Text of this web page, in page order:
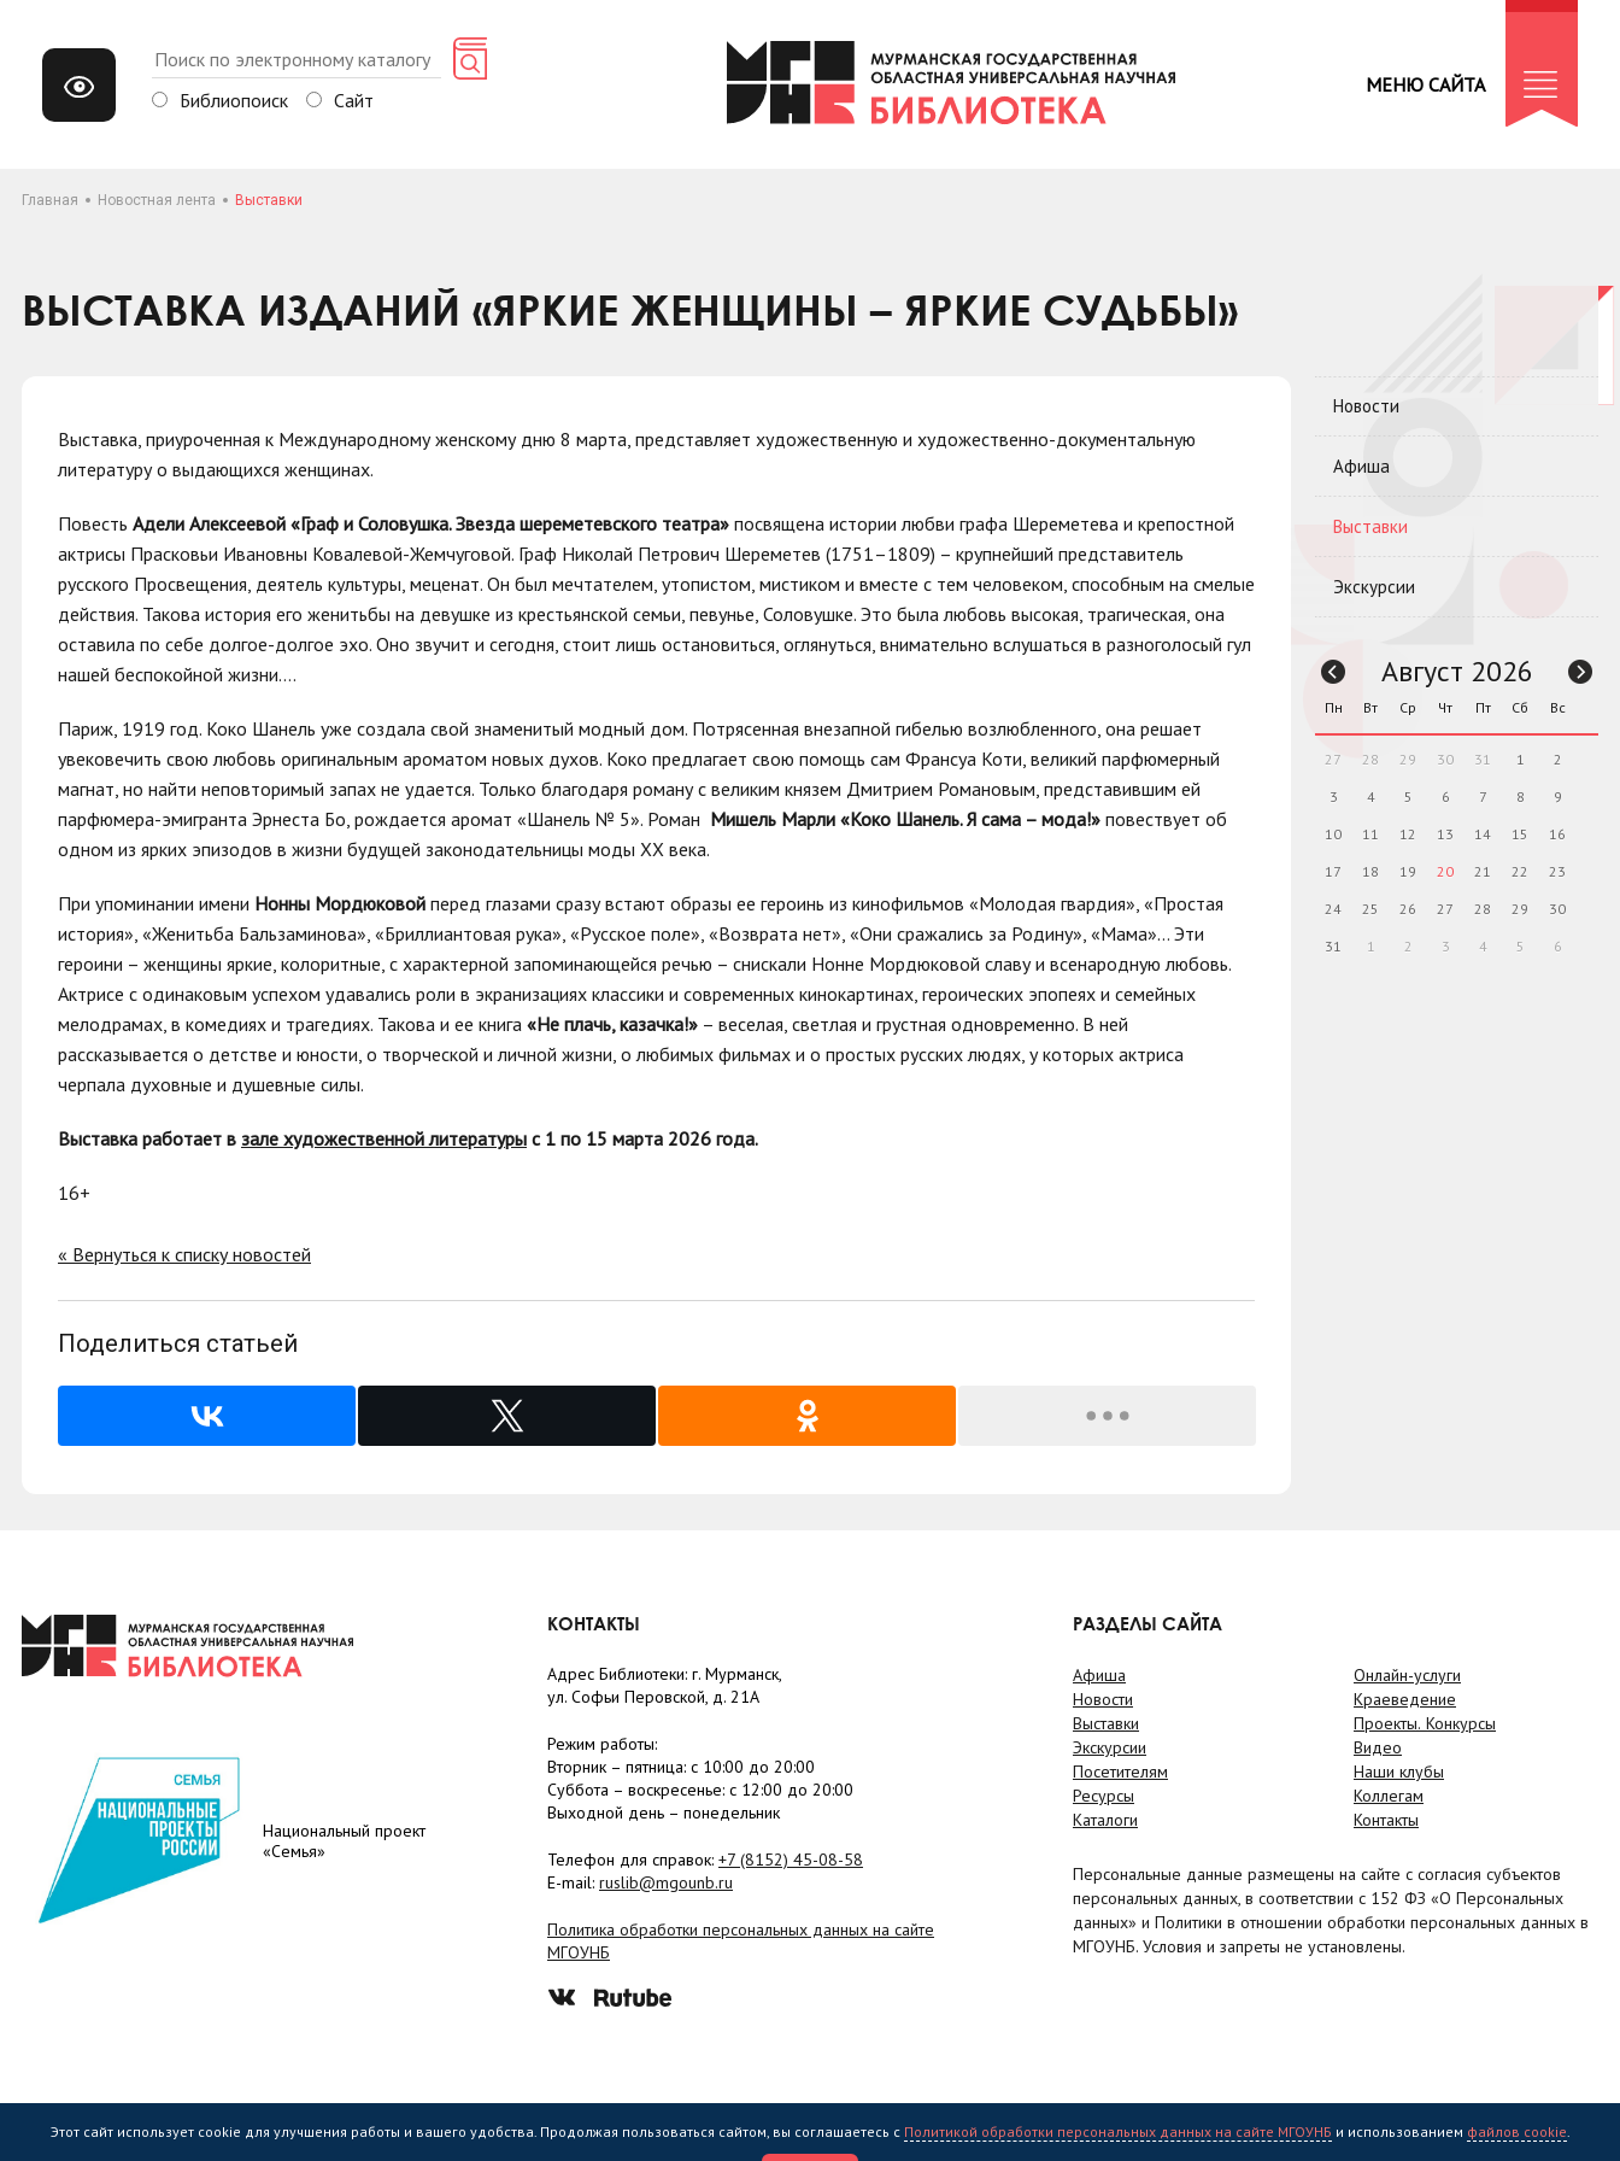
Библиопоиск Сайт
МЕНЮ САЙТА
Главная Новостная лента Выставки
ВЫСТАВКА ИЗДАНИЙ «ЯРКИЕ ЖЕНЩИНЫ – ЯРКИЕ СУДЬБЫ»
Выставка, приуроченная к Международному женскому дню 8 марта, представляет художественную и художественно-документальную
литературу о выдающихся женщинах.
Повесть Адели Алексеевой «Граф и Соловушка. Звезда шереметевского театра» посвящена истории любви графа Шереметева и крепостной
актрисы Прасковьи Ивановны Ковалевой-Жемчуговой. Граф Николай Петрович Шереметев (1751–1809) – крупнейший представитель
русского Просвещения, деятель культуры, меценат. Он был мечтателем, утопистом, мистиком и вместе с тем человеком, способным на смелые
действия. Такова история его женитьбы на девушке из крестьянской семьи, певунье, Соловушке. Это была любовь высокая, трагическая, она
оставила по себе долгое-долгое эхо. Оно звучит и сегодня, стоит лишь остановиться, оглянуться, внимательно вслушаться в разноголосый гул
нашей беспокойной жизни….
Париж, 1919 год. Коко Шанель уже создала свой знаменитый модный дом. Потрясенная внезапной гибелью возлюбленного, она решает
увековечить свою любовь оригинальным ароматом новых духов. Коко предлагает свою помощь сам Франсуа Коти, великий парфюмерный
магнат, но найти неповторимый запах не удается. Только благодаря роману с великим князем Дмитрием Романовым, представившим ей
парфюмера-эмигранта Эрнеста Бо, рождается аромат «Шанель № 5». Роман Мишель Марли «Коко Шанель. Я сама – мода!» повествует об
одном из ярких эпизодов в жизни будущей законодательницы моды XX века.
При упоминании имени Нонны Мордюковой перед глазами сразу встают образы ее героинь из кинофильмов «Молодая гвардия», «Простая
история», «Женитьба Бальзаминова», «Бриллиантовая рука», «Русское поле», «Возврата нет», «Они сражались за Родину», «Мама»… Эти
героини – женщины яркие, колоритные, с характерной запоминающейся речью – снискали Нонне Мордюковой славу и всенародную любовь.
Актрисе с одинаковым успехом удавались роли в экранизациях классики и современных кинокартинах, героических эпопеях и семейных
мелодрамах, в комедиях и трагедиях. Такова и ее книга «Не плачь, казачка!» – веселая, светлая и грустная одновременно. В ней
рассказывается о детстве и юности, о творческой и личной жизни, о любимых фильмах и о простых русских людях, у которых актриса
черпала духовные и душевные силы.
Выставка работает в зале художественной литературы с 1 по 15 марта 2026 года.
16+
« Вернуться к списку новостей
Поделиться статьей
Новости
Афиша
Выставки
Экскурсии
Август 2026
Пн Вт Ср Чт Пт Сб Вс
27 28 29 30 31 1 2
3 4 5 6 7 8 9
10 11 12 13 14 15 16
17 18 19 20 21 22 23
24 25 26 27 28 29 30
31 1 2 3 4 5 6
Национальный проект
«Семья»
КОНТАКТЫ
Адрес Библиотеки: г. Мурманск,
ул. Софьи Перовской, д. 21А
Режим работы:
Вторник – пятница: с 10:00 до 20:00
Суббота – воскресенье: c 12:00 до 20:00
Выходной день – понедельник
Телефон для справок: +7 (8152) 45-08-58
E-mail: ruslib@mgounb.ru
Политика обработки персональных данных на сайте
МГОУНБ
РАЗДЕЛЫ САЙТА
Афиша
Новости
Выставки
Экскурсии
Посетителям
Ресурсы
Каталоги
Онлайн-услуги
Краеведение
Проекты. Конкурсы
Видео
Наши клубы
Коллегам
Контакты
Персональные данные размещены на сайте с согласия субъектов
персональных данных, в соответствии с 152 ФЗ «О Персональных
данных» и Политики в отношении обработки персональных данных в
МГОУНБ. Условия и запреты не установлены.
Этот сайт использует cookie для улучшения работы и вашего удобства. Продолжая пользоваться сайтом, вы соглашаетесь с Политикой обработки персональных данных на сайте МГОУНБ и использованием файлов cookie.